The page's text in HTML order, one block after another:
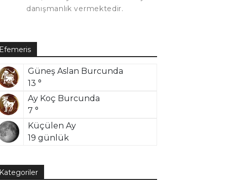
danışmanlık vermektedir.
Efemeris
Güneş Aslan Burcunda
13 °
Ay Koç Burcunda
7 °
Küçülen Ay
19 günlük
Kategoriler